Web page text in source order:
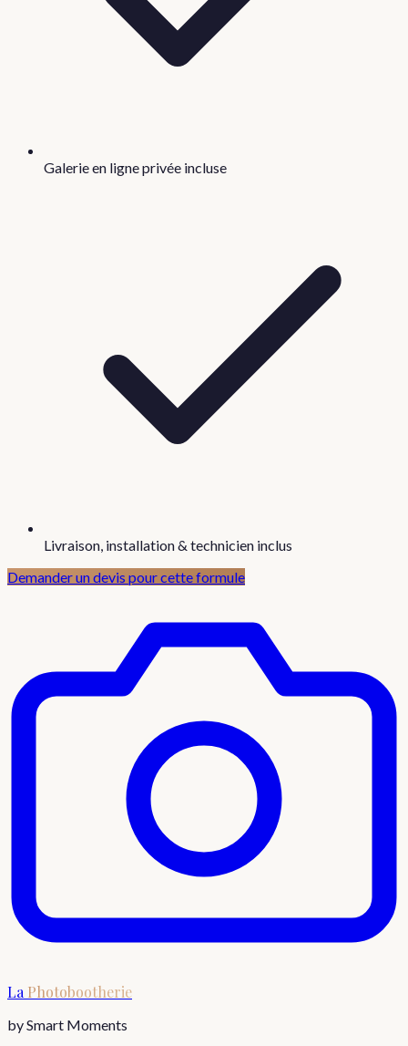
Galerie en ligne privée incluse
Livraison, installation & technicien inclus
Demander un devis pour cette formule
LaPhotobootherie
by Smart Moments